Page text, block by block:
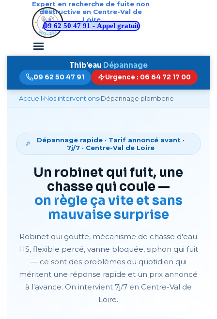
Aller au contenu
09 62 50 47 91 - Appel gratuit
Expert en recherche de fuite non
destructive en Centre-Val de
Loire
Thib'eau Dépannage
09 62 50 47 91 Urgence : 06 64 72 17 00
Accueil›Nos interventions›Dépannage plomberie
Dépannage rapide · Tarif annoncé avant ·
7j/7 · Centre-Val de Loire
Un robinet qui fuit, une
chasse qui coule —
on règle ça vite et sans
mauvaise surprise
Robinet qui goutte, mécanisme de chasse d'eau
HS, flexible percé, vanne bloquée, siphon qui fuit
— ce sont des problèmes du quotidien qui
méritent une réponse rapide et un prix annoncé
à l'avance. On intervient 7j/7 en Centre-Val de
Loire.